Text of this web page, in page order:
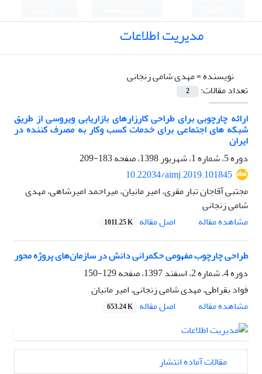
مدیریت اطلاعات
نویسنده =مهدی شامی زنجانی
تعداد مقالات:
2
ارائه چارچوبی برای طراحی کارزارهای بازاریابی ویروسی از طریق
شبکه های اجتماعی برای خدمات کسب وکار به مصرف کننده در
ایران
دوره 5، شماره 1، شهریور 1398، صفحه
183-209
10.22034/aimj.2019.101845
مجتبی آقاجان تبار مقری، امیر مانیان، میراحمد امیرشاهی، مهدی
شامی زنجانی
مشاهده مقاله
اصل مقاله 1011.25 K
طراحی چارچوب مفهومی حکمرانی دانش در سازمان‌های پروژه محور
دوره 4، شماره 2، اسفند 1397، صفحه
129-150
فواد بقراطی، مهدی شامی زنجانی، امیر مانیان
مشاهده مقاله
اصل مقاله 653.24 K
مقالات آماده انتشار